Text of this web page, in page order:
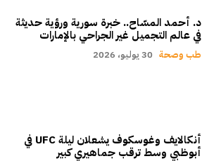
د. أحمد المسّاح.. خبرة سورية ورؤية حديثة
في عالم التجميل غير الجراحي بالإمارات
طب وصحة 30 يوليو، 2026
أنكالايف وغوسكوف يشعلان ليلة UFC في
أبوظبي وسط ترقب جماهيري كبير